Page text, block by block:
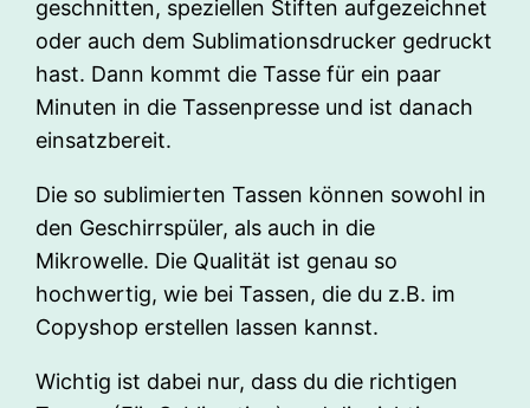
geschnitten, speziellen Stiften aufgezeichnet
oder auch dem Sublimationsdrucker gedruckt
hast. Dann kommt die Tasse für ein paar
Minuten in die Tassenpresse und ist danach
einsatzbereit.
Die so sublimierten Tassen können sowohl in
den Geschirrspüler, als auch in die
Mikrowelle. Die Qualität ist genau so
hochwertig, wie bei Tassen, die du z.B. im
Copyshop erstellen lassen kannst.
Wichtig ist dabei nur, dass du die richtigen